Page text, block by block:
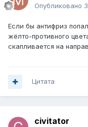
Опубликовано
Если бы антифриз
жёлто-противного
скапливается на
Цитата
civitator